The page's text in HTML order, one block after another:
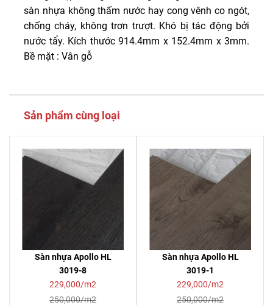
sàn nhựa không thấm nước hay cong vênh co ngót,
chống cháy, không trơn trượt. Khó bị tác động bởi
nước tẩy. Kích thước 914.4mm x 152.4mm x 3mm.
Bề mặt : Vân gỗ
Sản phẩm cùng loại
Sàn nhựa Apollo HL
3019-8
229,000/m2
250,000/m2
Sàn nhựa Apollo HL
3019-1
229,000/m2
250,000/m2